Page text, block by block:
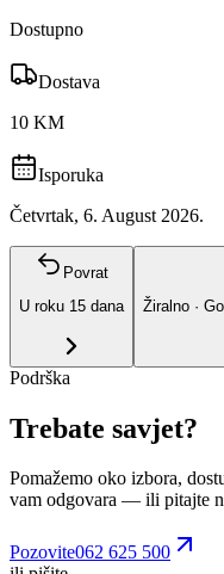
Dostupno
Dostava
10 KM
Isporuka
Četvrtak, 6. August 2026.
Povrat
U roku 15 dana
Žiralno ·
Podrška
Trebate savjet?
Pomažemo oko izbora,
vam odgovara — ili pitajte
Pozovite062 625 500